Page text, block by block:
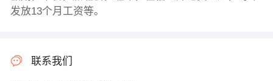
发放13个月工资等。
联系我们